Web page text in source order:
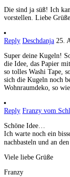
Die sind ja süß! Ich
vorstellen. Liebe
Reply Deschdanja 25.
Super deine Kugeln!
die Idee, das Papier
so tolles Washi Tape,
sich die Kugeln noch
Wohnraumdeko, so
Reply Franzy vom
Schöne Idee…
Ich warte noch ein
nachbasteln und an
Viele liebe Grüße
Franzy